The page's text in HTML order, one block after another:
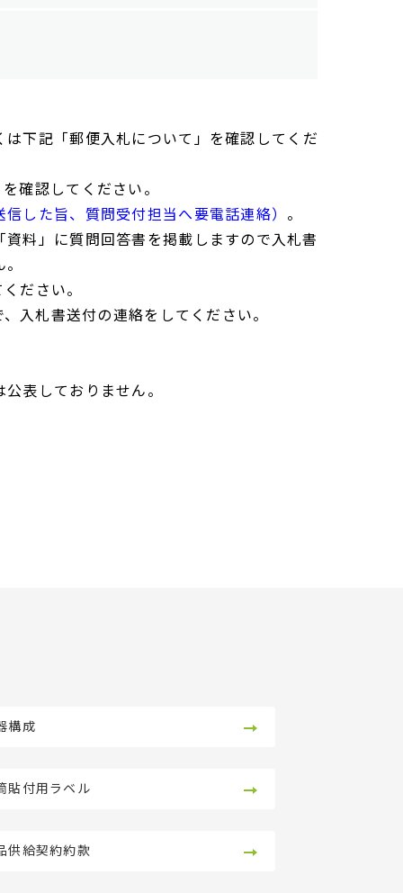
は下記「郵便入札について」を確認してくだ
確認してください。
信した旨、質問受付担当へ要電話連絡） 。
料」に質問回答書を掲載しますので入札書
ください。
、入札書送付の連絡をしてください。
表しておりません。
構成
貼付用ラベル
供給契約約款